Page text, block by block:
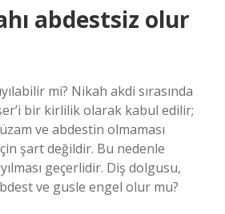
abdestsiz olur
mi? Nikah akdi sırasında
bir kirlilik olarak kabul edilir;
ve abdestin olmaması
şart değildir. Bu nedenle
geçerlidir. Diş dolgusu,
ve gusle engel olur mu?